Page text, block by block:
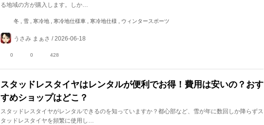
る地域の方が購入します。しか…
冬 , 雪 , 寒冷地 , 寒冷地仕様車 , 寒冷地仕様 , ウィンタースポーツ
うさみ まぁさ / 2026-06-18
0 0 428
スタッドレスタイヤはレンタルが便利でお得！費用は安いの？おす
すめショップはどこ？
スタッドレスタイヤがレンタルできるのを知っていますか？都心部など、雪が年に数回しか降らずス
タッドレスタイヤを頻繁に使用し…